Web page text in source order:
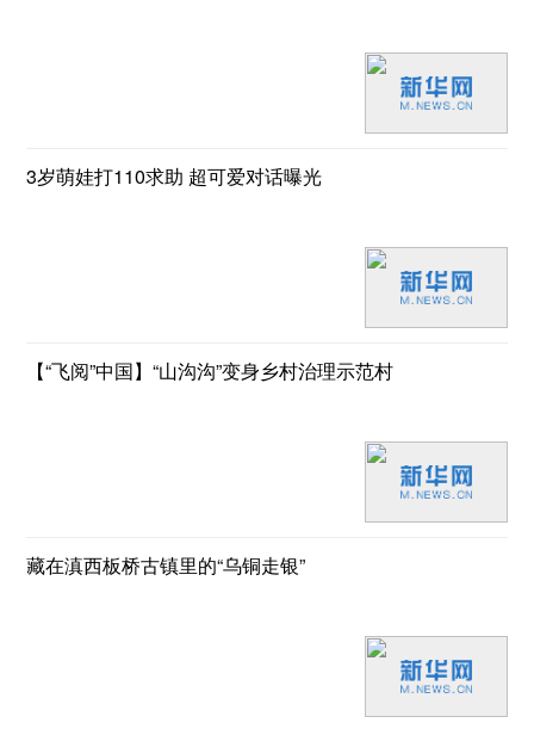
3岁萌娃打110求助 超可爱对话曝光
【“飞阅”中国】“山沟沟”变身乡村治理示范村
藏在滇西板桥古镇里的“乌铜走银”